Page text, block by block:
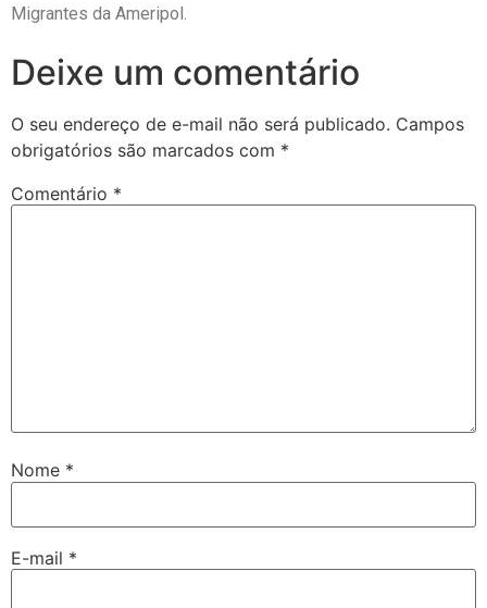
Migrantes da Ameripol.
Deixe um comentário
O seu endereço de e-mail não será publicado. Campos
obrigatórios são marcados com *
Comentário *
Nome *
E-mail *